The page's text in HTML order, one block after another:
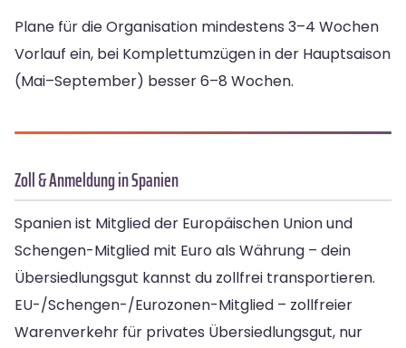
Plane für die Organisation mindestens 3–4 Wochen
Vorlauf ein, bei Komplettumzügen in der Hauptsaison
(Mai–September) besser 6–8 Wochen.
Zoll & Anmeldung in Spanien
Spanien ist Mitglied der Europäischen Union und
Schengen-Mitglied mit Euro als Währung – dein
Übersiedlungsgut kannst du zollfrei transportieren.
EU-/Schengen-/Eurozonen-Mitglied – zollfreier
Warenverkehr für privates Übersiedlungsgut, nur